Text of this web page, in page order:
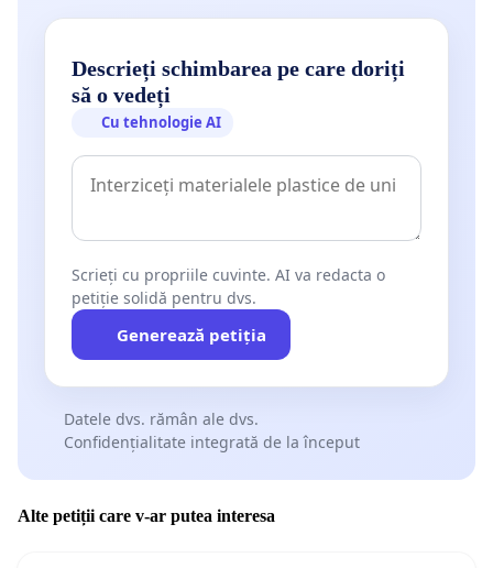
Descrieți schimbarea pe care doriți
să o vedeți
Cu tehnologie AI
Scrieți cu propriile cuvinte. AI va redacta o
petiție solidă pentru dvs.
Generează petiția
Datele dvs. rămân ale dvs.
Confidențialitate integrată de la început
Alte petiții care v-ar putea interesa